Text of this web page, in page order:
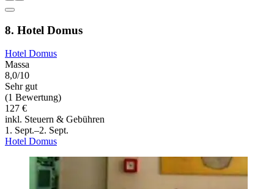
8. Hotel Domus
Hotel Domus
Massa
8,0/10
Sehr gut
(1 Bewertung)
127 €
inkl. Steuern & Gebühren
1. Sept.–2. Sept.
Hotel Domus